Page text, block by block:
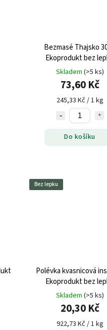
Bezmasé Thajsko
Ekoprodukt bez
Skladem (>5 ks)
73,60 Kč
245,33 Kč / 1 kg
Do košíku
Bez lepku
Polévka kvasnicová
Ekoprodukt bez
Skladem (>5 ks)
20,30 Kč
922,73 Kč / 1 kg